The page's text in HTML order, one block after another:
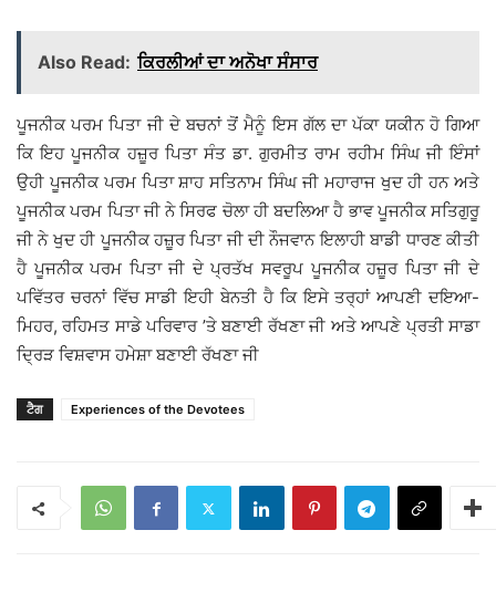
Also Read: ਕਿਰਲੀਆਂ ਦਾ ਅਨੋਖਾ ਸੰਸਾਰ
ਪੂਜਨੀਕ ਪਰਮ ਪਿਤਾ ਜੀ ਦੇ ਬਚਨਾਂ ਤੋਂ ਮੈਨੂੰ ਇਸ ਗੱਲ ਦਾ ਪੱਕਾ ਯਕੀਨ ਹੋ ਗਿਆ
ਕਿ ਇਹ ਪੂਜਨੀਕ ਹਜ਼ੂਰ ਪਿਤਾ ਸੰਤ ਡਾ. ਗੁਰਮੀਤ ਰਾਮ ਰਹੀਮ ਸਿੰਘ ਜੀ ਇੰਸਾਂ
ਉਹੀ ਪੂਜਨੀਕ ਪਰਮ ਪਿਤਾ ਸ਼ਾਹ ਸਤਿਨਾਮ ਸਿੰਘ ਜੀ ਮਹਾਰਾਜ ਖੁਦ ਹੀ ਹਨ ਅਤੇ
ਪੂਜਨੀਕ ਪਰਮ ਪਿਤਾ ਜੀ ਨੇ ਸਿਰਫ ਚੋਲਾ ਹੀ ਬਦਲਿਆ ਹੈ ਭਾਵ ਪੂਜਨੀਕ ਸਤਿਗੁਰੂ
ਜੀ ਨੇ ਖੁਦ ਹੀ ਪੂਜਨੀਕ ਹਜ਼ੂਰ ਪਿਤਾ ਜੀ ਦੀ ਨੌਜਵਾਨ ਇਲਾਹੀ ਬਾਡੀ ਧਾਰਣ ਕੀਤੀ
ਹੈ ਪੂਜਨੀਕ ਪਰਮ ਪਿਤਾ ਜੀ ਦੇ ਪ੍ਰਤੱਖ ਸਵਰੂਪ ਪੂਜਨੀਕ ਹਜ਼ੂਰ ਪਿਤਾ ਜੀ ਦੇ
ਪਵਿੱਤਰ ਚਰਨਾਂ ਵਿੱਚ ਸਾਡੀ ਇਹੀ ਬੇਨਤੀ ਹੈ ਕਿ ਇਸੇ ਤਰ੍ਹਾਂ ਆਪਣੀ ਦਇਆ-
ਮਿਹਰ, ਰਹਿਮਤ ਸਾਡੇ ਪਰਿਵਾਰ ’ਤੇ ਬਣਾਈ ਰੱਖਣਾ ਜੀ ਅਤੇ ਆਪਣੇ ਪ੍ਰਤੀ ਸਾਡਾ
ਦ੍ਰਿੜ ਵਿਸ਼ਵਾਸ ਹਮੇਸ਼ਾ ਬਣਾਈ ਰੱਖਣਾ ਜੀ
ਟੈਗ Experiences of the Devotees